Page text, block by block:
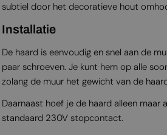
subtiel door het decoratieve hout
Installatie
De haard is eenvoudig en snel aan de
paar schroeven. Je kunt hem op alle
zolang de muur het gewicht van de
Daarnaast hoef je de haard alleen maar
standaard 230V stopcontact.